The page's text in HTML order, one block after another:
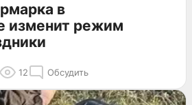
в
изменит режим
12 Обсудить